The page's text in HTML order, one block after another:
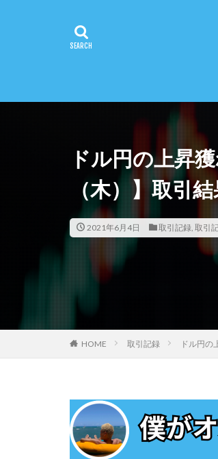
ドル円の上昇
（木）】取引
2021年6月4日 取引記録, 取引
HOME 取引記録 ドル円の